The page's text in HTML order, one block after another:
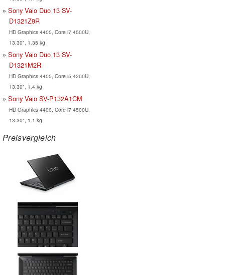
Sony Vaio Duo 13 SV-
D1321Z9R
HD Graphics 4400, Core i7 4500U,
13.30", 1.35 kg
Sony Vaio Duo 13 SV-
D1321M2R
HD Graphics 4400, Core i5 4200U,
13.30", 1.4 kg
Sony Vaio SV-P132A1CM
HD Graphics 4400, Core i7 4500U,
13.30", 1.1 kg
Preisvergleich